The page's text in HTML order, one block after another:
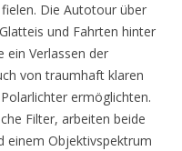
Die Autotour über
und Fahrten hinter
ein Verlassen der
von traumhaft klaren
ermöglichten.
Filter, arbeiten beide
einem Objektivspektrum